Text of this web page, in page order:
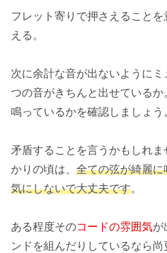
フレット寄りで押さえること
える。
次に余計な音が出ないように
つの音がきちんと出せている
鳴っているかを確認しましょう
矛盾することを言うかもしれ
かりの頃は、 全ての弦が綺麗
気にしないで大丈夫です。
ある程度そのコードの雰囲気が
ンドを組んだりしているなら尚